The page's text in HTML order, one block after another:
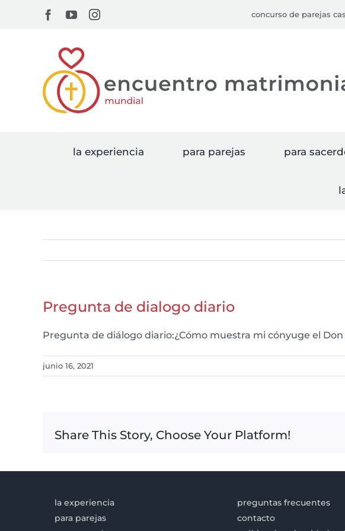
Facebook
YouTubeInstagram concurso de parejas
la experiencia para parejas para
Pregunta de dialogo diario
Pregunta de diálogo diario:¿Cómo muestra mi cónyuge el Don
junio 16, 2021
Share This Story, Choose Your Platform!
la experiencia
para parejas
preguntas frecuentes
contacto